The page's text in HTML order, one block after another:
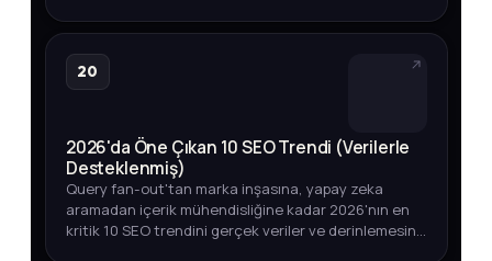
keşfedin.
20
2026'da Öne Çıkan 10 SEO Trendi (Verilerle
Desteklenmiş)
Query fan-out'tan marka inşasına, yapay zeka
aramadan içerik mühendisliğine kadar 2026'nın en
kritik 10 SEO trendini gerçek veriler ve derinlemesine